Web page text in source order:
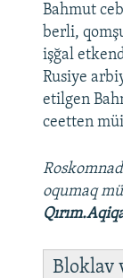
Bahmut
berli,
işğal
Rusiye
etilgen
ceetten
oqumaq
Bloklav